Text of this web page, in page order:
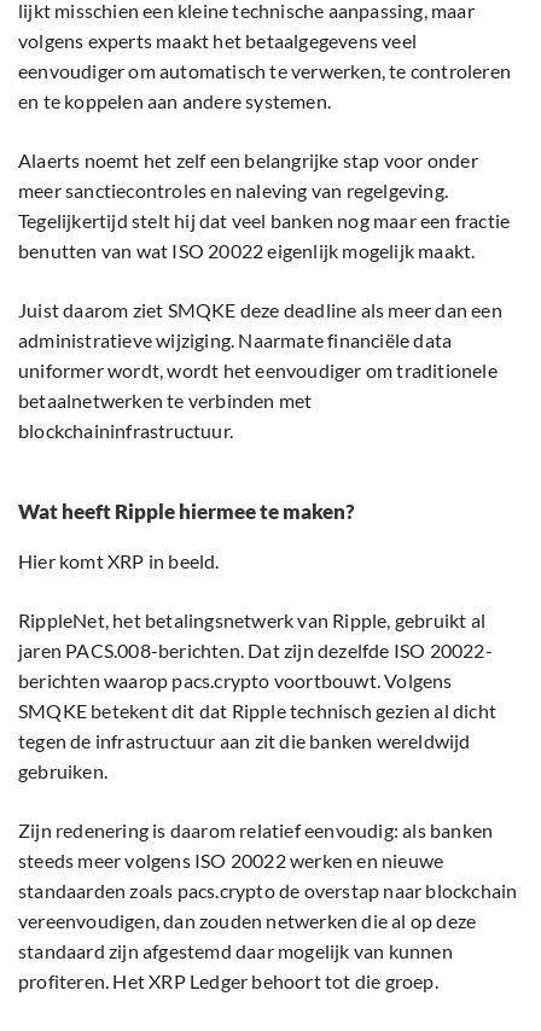
lijkt misschien een kleine technische aanpassing, maar
volgens experts maakt het betaalgegevens veel
eenvoudiger om automatisch te verwerken, te controleren
en te koppelen aan andere systemen.
Alaerts noemt het zelf een belangrijke stap voor onder
meer sanctiecontroles en naleving van regelgeving.
Tegelijkertijd stelt hij dat veel banken nog maar een fractie
benutten van wat ISO 20022 eigenlijk mogelijk maakt.
Juist daarom ziet SMQKE deze deadline als meer dan een
administratieve wijziging. Naarmate financiële data
uniformer wordt, wordt het eenvoudiger om traditionele
betaalnetwerken te verbinden met
blockchaininfrastructuur.
Wat heeft Ripple hiermee te maken?
Hier komt XRP in beeld.
RippleNet, het betalingsnetwerk van Ripple, gebruikt al
jaren PACS.008-berichten. Dat zijn dezelfde ISO 20022-
berichten waarop pacs.crypto voortbouwt. Volgens
SMQKE betekent dit dat Ripple technisch gezien al dicht
tegen de infrastructuur aan zit die banken wereldwijd
gebruiken.
Zijn redenering is daarom relatief eenvoudig: als banken
steeds meer volgens ISO 20022 werken en nieuwe
standaarden zoals pacs.crypto de overstap naar blockchain
vereenvoudigen, dan zouden netwerken die al op deze
standaard zijn afgestemd daar mogelijk van kunnen
profiteren. Het XRP Ledger behoort tot die groep.